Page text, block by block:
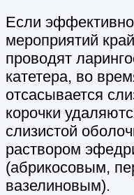
Если
мероприятий
проводят
катетера, во
отсасывается
корочки
слизистой
раствором
(абрикосовым,
вазелиновым).